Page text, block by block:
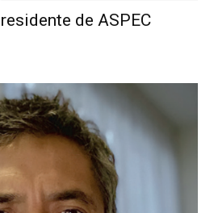
de ASPEC